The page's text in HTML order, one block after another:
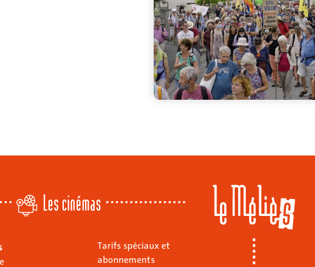
Les cinémas
Tarifs spéciaux et
abonnements